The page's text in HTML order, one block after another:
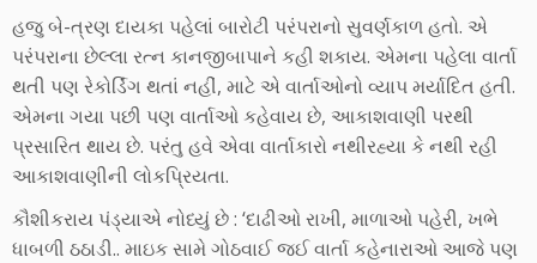
હજુ બે-ત્રણ દાયકા પહેલાં બારોટી પરંપરાનો સુવર્ણકાળ હતો. એ
પરંપરાના છેલ્લા રત્ન કાનજીબાપાને કહી શકાય. એમના પહેલા વાર્તા
થતી પણ રેકોર્ડિંગ થતાં નહીં, માટે એ વાર્તાઓનો વ્યાપ મર્યાદિત હતી.
એમના ગયા પછી પણ વાર્તાઓ કહેવાય છે, આકાશવાણી પરથી
પ્રસારિત થાય છે. પરંતુ હવે એવા વાર્તાકારો નથીરહ્યા કે નથી રહી
આકાશવાણીની લોકપ્રિયતા.
કૌશીકરાય પંડ્યાએ નોધ્યું છે : ‘દાઢીઓ રાખી, માળાઓ પહેરી, ખભે
ધાબળી ઠઠાડી.. માઇક સામે ગોઠવાઈ જઈ વાર્તા કહેનારાઓ આજે પણ